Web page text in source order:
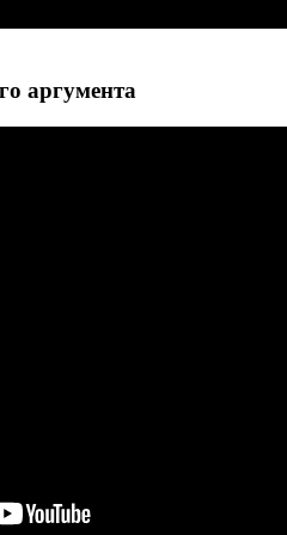
аргумента